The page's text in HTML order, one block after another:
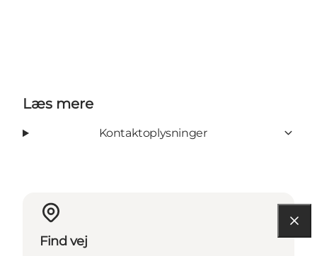
Læs mere
Kontaktoplysninger
Find vej